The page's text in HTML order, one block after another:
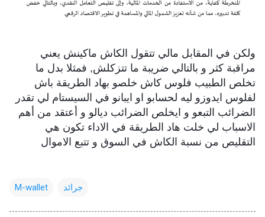
ولكن في المقابل مالي تتقول الكاش ماكينش يعني
مراقبة كثر و بالتالي ضريبة ما تتزكلش, فمثلا بدل ما
تخلص الطبيب فلوس كاش خلصو بهاد الطريقة باش
لفلوس ايدوزو ليه لحسابو او ايبانو في السيستام لي تقدر
الضرائب التبعو و ايخلص الضرائب ديالو و أعتقد من أهم
الاسباب لي خلت هاد الطريقة في الاداء تكون هي
التقليص من نسبة الكاش في السوق و تتبع الاموال
M-wallet جرائد